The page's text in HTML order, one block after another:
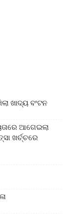
ଖାଦ୍ୟ ବଂଟନ
ଆଗେଇଲା
ଖର୍ଚ୍ଚରେ